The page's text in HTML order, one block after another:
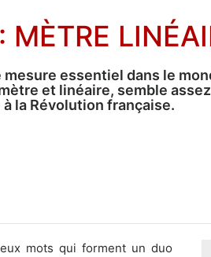
MÈTRE
essentiel dans le
et linéaire, semble
la Révolution française.
mots qui forment un duo